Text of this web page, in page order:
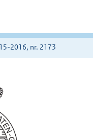
2016, nr. 2173